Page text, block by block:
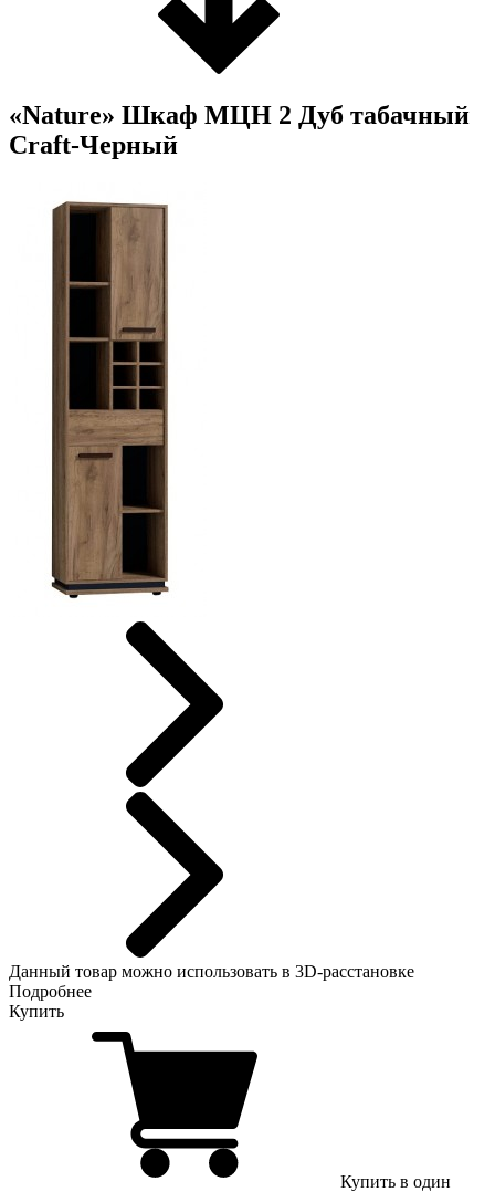
«Nature» Шкаф МЦН 2 Дуб табачный
Craft-Черный
Данный товар можно использовать в 3D-расстановке
Подробнее
Купить
Купить в один